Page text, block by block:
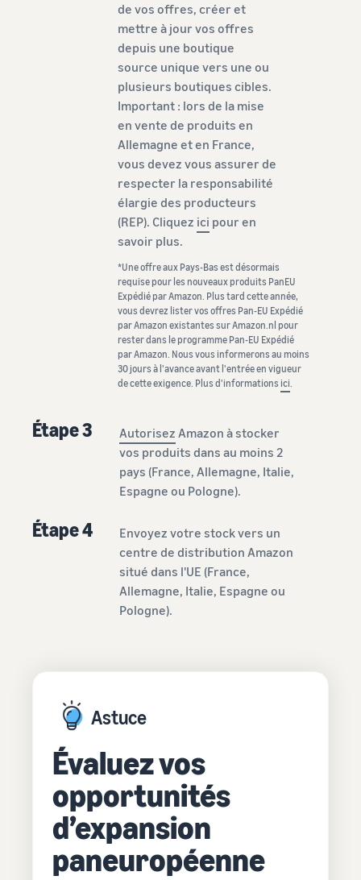
de vos offres, créer et
mettre à jour vos offres
depuis une boutique
source unique vers une ou
plusieurs boutiques cibles.
Important : lors de la mise
en vente de produits en
Allemagne et en France,
vous devez vous assurer de
respecter la responsabilité
élargie des producteurs
(REP). Cliquez ici pour en
savoir plus.
*Une offre aux Pays-Bas est désormais
requise pour les nouveaux produits PanEU
Expédié par Amazon. Plus tard cette année,
vous devrez lister vos offres Pan-EU Expédié
par Amazon existantes sur Amazon.nl pour
rester dans le programme Pan-EU Expédié
par Amazon. Nous vous informerons au moins
30 jours à l'avance avant l'entrée en vigueur
de cette exigence. Plus d'informations ici.
Étape 3 Autorisez Amazon à stocker
vos produits dans au moins 2
pays (France, Allemagne, Italie,
Espagne ou Pologne).
Étape 4
Envoyez votre stock vers un
centre de distribution Amazon
situé dans l'UE (France,
Allemagne, Italie, Espagne ou
Pologne).
Astuce
Évaluez vos
opportunités
d’expansion
paneuropéenne